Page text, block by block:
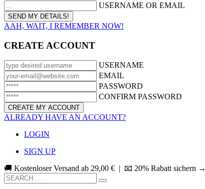
USERNAME OR EMAIL
AAH, WAIT, I REMEMBER NOW!
CREATE ACCOUNT
USERNAME
EMAIL
PASSWORD
CONFIRM PASSWORD
ALREADY HAVE AN ACCOUNT?
LOGIN
SIGN UP
🚚 Kostenloser Versand ab 29,00 € | 📧 20% Rabatt sichern →